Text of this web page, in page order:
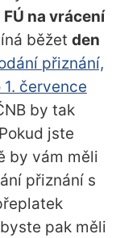
FÚ na vrácení
běžet den
přiznání,
července
by tak
jste
by vám měli
přiznání s
pak měli